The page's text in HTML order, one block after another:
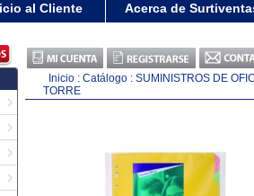
al Cliente Acerca de
Inicio : Catálogo : SUMINISTROS DE
TORRE